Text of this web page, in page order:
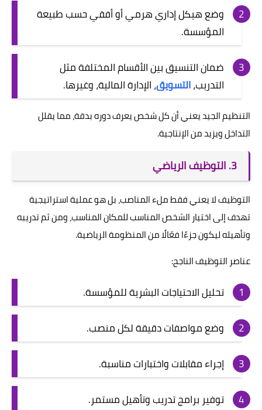
وضع هيكل إداري هرمي أو أفقي حسب طبيعة
المؤسسة.
ضمان التنسيق بين الأقسام المختلفة مثل
التدريب،التسويق، الإدارة المالية، وغيرها.
التنظيم الجيد يعني أن كل شخص يعرف دوره بدقة، مما يقلل
التداخل ويزيد من الإنتاجية.
3. التوظيف الرياضي
التوظيف لا يعني فقط ملء المناصب، بل هو عملية استراتيجية
تهدف إلى اختيار الشخص المناسب للمكان المناسب، ومن ثم تدريبه
وتأهيله ليكون جزءًا فعّالًا من المنظومة الرياضية.
عناصر التوظيف الناجح:
تحليل الاحتياجات البشرية للمؤسسة.
وضع مواصفات دقيقة لكل منصب.
إجراء مقابلات واختبارات مناسبة.
توفير برامج تدريب وتأهيل مستمر.